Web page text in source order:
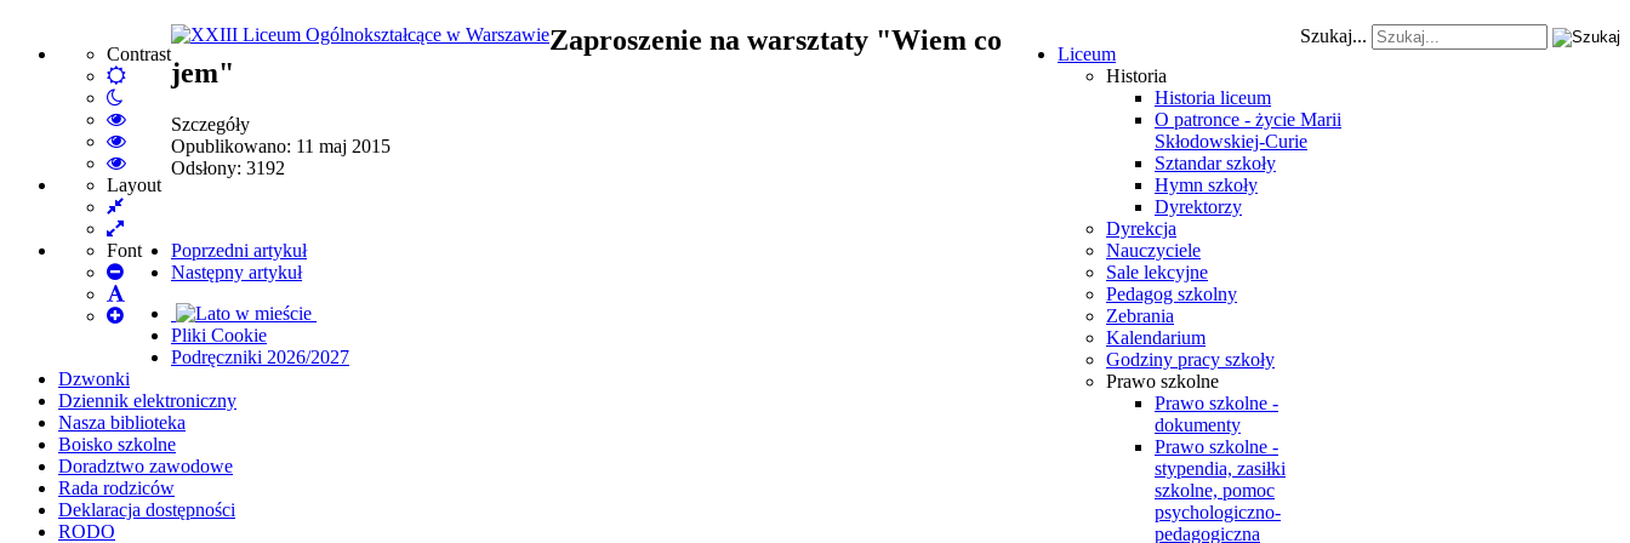
Contrast
Default
mode
High
Contrast
Black
White
High
Contrast
Black
High
Contrast
mode
Layout
Fixed
layout
Wide
layout
Font
Set
Font
Default
Font
Set
Larger
Font
Szukaj...
Liceum
Historia
Historia liceum
O patronce - życie Marii
Skłodowskiej-Curie
Sztandar szkoły
Hymn szkoły
Dyrektorzy
Dyrekcja
Nauczyciele
Sale lekcyjne
Pedagog szkolny
Zebrania
Kalendarium
Godziny pracy szkoły
Prawo szkolne
Prawo szkolne -
dokumenty
Prawo szkolne -
stypendia, zasiłki
szkolne, pomoc
psychologiczno-
pedagogiczna
Zaproszenie na warsztaty "Wiem co
jem"
Szczegóły
Opublikowano: 11 maj 2015
Odsłony: 3192
Poprzedni artykuł
Następny artykuł
Pliki Cookie
Podręczniki 2026/2027
Dzwonki
Dziennik elektroniczny
Nasza biblioteka
Boisko szkolne
Doradztwo zawodowe
Rada rodziców
Deklaracja dostępności
RODO